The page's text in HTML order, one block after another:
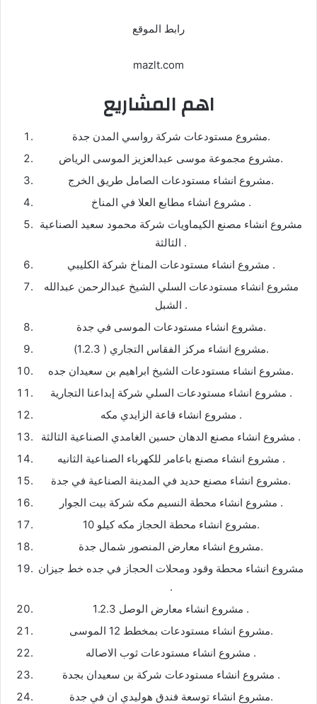
رابط الموقع
mazlt.com
اهم المشاريع
مشروع مستودعات شركة رواسي المدن جدة.
مشروع مجموعة موسى عبدالعزيز الموسى الرياض.
مشروع انشاء مستودعات الصامل طريق الخرج.
مشروع انشاء مطابع العلا في المناخ .
مشروع انشاء مصنع الكيماويات شركة محمود سعيد الصناعية
الثالثة .
مشروع انشاء مستودعات المناخ شركة الكليبي .
مشروع انشاء مستودعات السلي الشيخ عبدالرحمن عبدالله
الشبل .
مشروع انشاء مستودعات الموسى في جدة.
مشروع انشاء مركز الفقاس التجاري ( 1.2.3).
مشروع انشاء مستودعات الشيخ ابراهيم بن سعيدان جده.
مشروع انشاء مستودعات السلي شركة إبداعنا التجارية .
مشروع انشاء قاعة الزايدي مكه .
مشروع انشاء مصنع الدهان حسين الغامدي الصناعية الثالثة .
مشروع انشاء مصنع باعامر للكهرباء الصناعية الثانيه .
مشروع انشاء مصنع حديد في المدينة الصناعية في جدة.
مشروع انشاء محطة النسيم مكه شركة بيت الجوار .
مشروع انشاء محطة الحجاز مكه كيلو 10.
مشروع انشاء معارض المنصور شمال جدة.
مشروع انشاء محطة وقود ومحلات الحجاز في جده خط جيزان
.
مشروع انشاء معارض الوصل 1.2.3 .
مشروع انشاء مستودعات بمخطط 12 الموسى.
مشروع انشاء مستودعات ثوب الاصاله .
مشروع انشاء مستودعات شركة بن سعيدان بجدة .
مشروع انشاء توسعة فندق هوليدي ان في جدة.